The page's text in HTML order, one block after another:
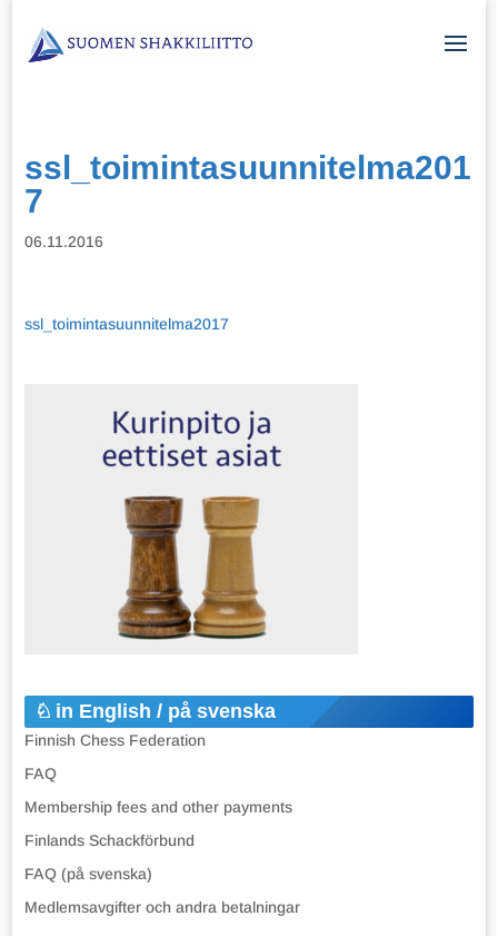
ssl_toimintasuunnitelma201
7
06.11.2016
ssl_toimintasuunnitelma2017
in English / på svenska
Finnish Chess Federation
FAQ
Membership fees and other payments
Finlands Schackförbund
FAQ (på svenska)
Medlemsavgifter och andra betalningar